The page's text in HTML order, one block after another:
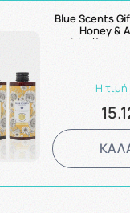
Blue Scents
Honey &
Η